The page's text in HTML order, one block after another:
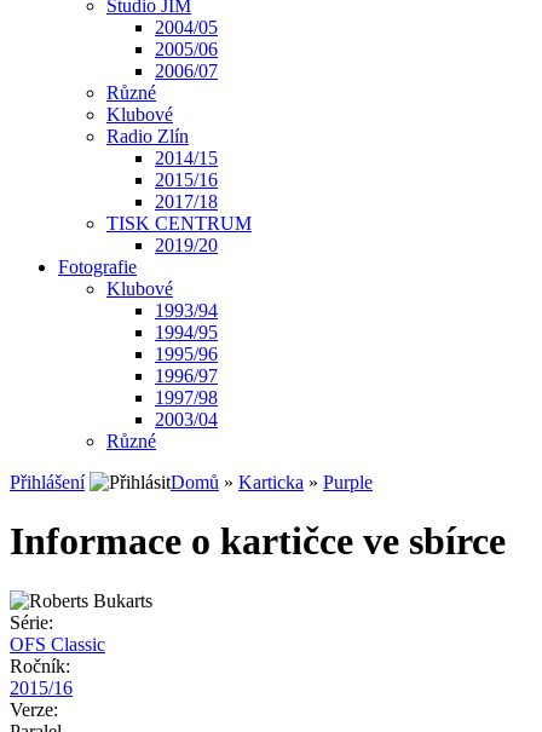
Studio JIM
2004/05
2005/06
2006/07
Různé
Klubové
Radio Zlín
2014/15
2015/16
2017/18
TISK CENTRUM
2019/20
Fotografie
Klubové
1993/94
1994/95
1995/96
1996/97
1997/98
2003/04
Různé
Přihlášení
Domů » Karticka » Purple
Informace o kartičce ve sbírce
Série:
OFS Classic
Ročník:
2015/16
Verze: